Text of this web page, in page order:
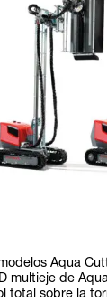
Aqua
multieje de
total sobre la